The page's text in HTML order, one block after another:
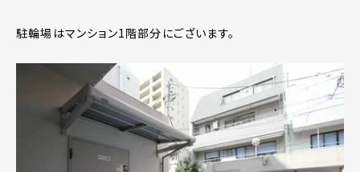
駐輪場はマンション1階部分にございます。